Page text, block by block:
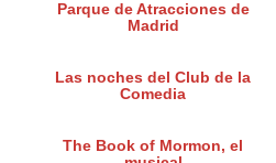
Parque de Atracciones de
Madrid
Las noches del Club de la
Comedia
The Book of Mormon, el